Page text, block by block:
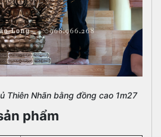
Thiên Nhãn bằng đồng cao 1m27
phẩm